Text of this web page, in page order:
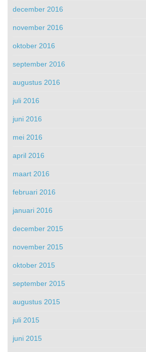
december 2016
november 2016
oktober 2016
september 2016
augustus 2016
juli 2016
juni 2016
mei 2016
april 2016
maart 2016
februari 2016
januari 2016
december 2015
november 2015
oktober 2015
september 2015
augustus 2015
juli 2015
juni 2015